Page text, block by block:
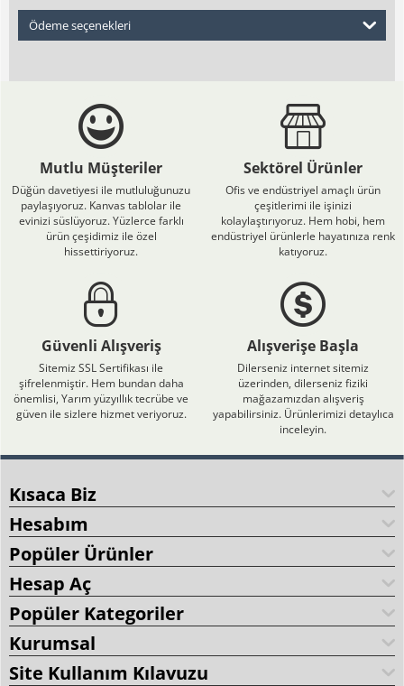
Ödeme seçenekleri
Mutlu Müşteriler
Düğün davetiyesi ile mutluluğunuzu
paylaşıyoruz. Kanvas tablolar ile
evinizi süslüyoruz. Yüzlerce farklı
ürün çeşidimiz ile özel
hissettiriyoruz.
Sektörel Ürünler
Ofis ve endüstriyel amaçlı ürün
çeşitlerimi ile işinizi
kolaylaştırıyoruz. Hem hobi, hem
endüstriyel ürünlerle hayatınıza renk
katıyoruz.
Güvenli Alışveriş
Sitemiz SSL Sertifikası ile
şifrelenmiştir. Hem bundan daha
önemlisi, Yarım yüzyıllık tecrübe ve
güven ile sizlere hizmet veriyoruz.
Alışverişe Başla
Dilerseniz internet sitemiz
üzerinden, dilerseniz fiziki
mağazamızdan alışveriş
yapabilirsiniz. Ürünlerimizi detaylıca
inceleyin.
Kısaca Biz
Hesabım
Popüler Ürünler
Hesap Aç
Popüler Kategoriler
Kurumsal
Site Kullanım Kılavuzu